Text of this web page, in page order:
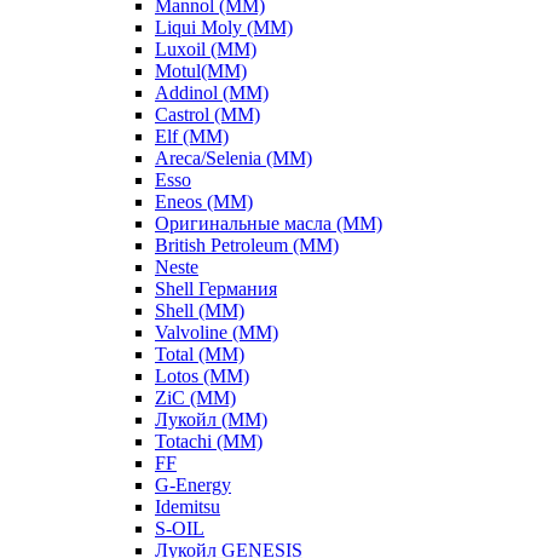
Mannol (ММ)
Liqui Moly (ММ)
Luxoil (ММ)
Motul(ММ)
Addinol (ММ)
Castrol (ММ)
Elf (ММ)
Areca/Selenia (ММ)
Esso
Eneos (ММ)
Оригинальные масла (ММ)
British Petroleum (ММ)
Neste
Shell Германия
Shell (ММ)
Valvoline (ММ)
Total (ММ)
Lotos (ММ)
ZiC (ММ)
Лукойл (ММ)
Totachi (MM)
FF
G-Energy
Idemitsu
S-OIL
Лукойл GENESIS